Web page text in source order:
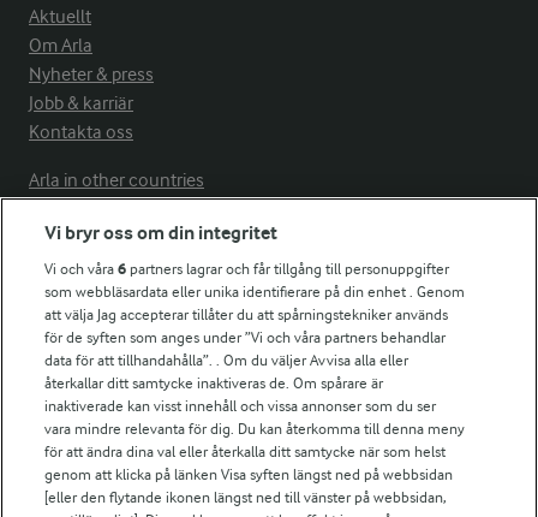
Aktuellt
Om Arla
Nyheter & press
Jobb & karriär
Kontakta oss
Arla in other countries
Fler Arlasajter
För ägare
Arlas kundportal
Arla.com
Falbygdens Ost
Arla webbshop
Bildbank
Vi bryr oss om din integritet
Vi och våra6 partners lagrar och får tillgång till personuppgifter
som webbläsardata eller unika identifierare på din enhet . Genom
att välja Jag accepterar tillåter du att spårningstekniker används
för de syften som anges under ”Vi och våra partners behandlar
data för att tillhandahålla”. . Om du väljer Avvisa alla eller
återkallar ditt samtycke inaktiveras de. Om spårare är
inaktiverade kan visst innehåll och vissa annonser som du ser
vara mindre relevanta för dig. Du kan återkomma till denna meny
för att ändra dina val eller återkalla ditt samtycke när som helst
genom att klicka på länken Visa syften längst ned på webbsidan
[eller den flytande ikonen längst ned till vänster på webbsidan,